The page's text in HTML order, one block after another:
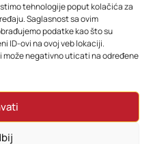
tehnologije poput kolačića za
Saglasnost sa ovim
podatke kao što su
ID-ovi na ovoj veb lokaciji.
negativno uticati na određene